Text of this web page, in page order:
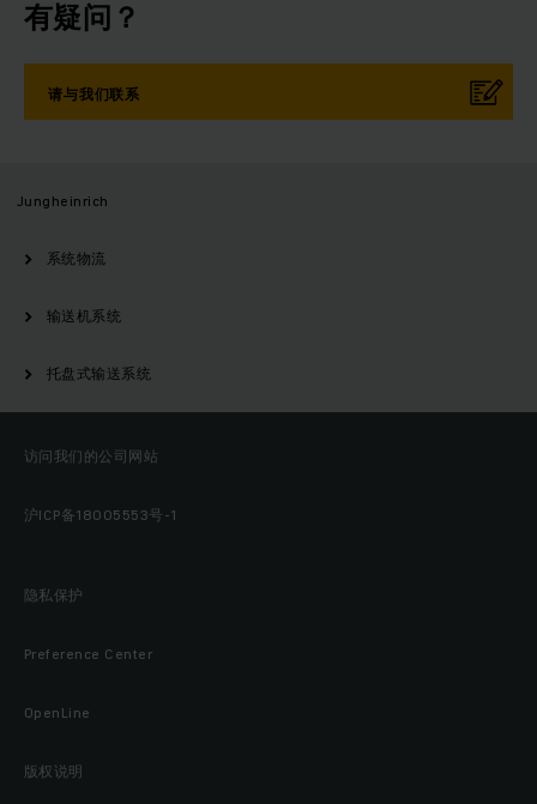
有疑问？
请与我们联系
Jungheinrich
系统物流
输送机系统
托盘式输送系统
访问我们的公司网站
沪ICP备18005553号-1
隐私保护
Preference Center
OpenLine
版权说明